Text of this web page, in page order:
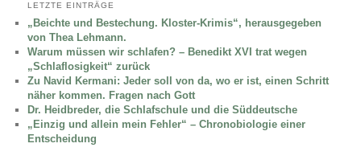
LETZTE EINTRÄGE
„Beichte und Bestechung. Kloster-Krimis“, herausgegeben
von Thea Lehmann.
Warum müssen wir schlafen? – Benedikt XVI trat wegen
„Schlaflosigkeit“ zurück
Zu Navid Kermani: Jeder soll von da, wo er ist, einen Schritt
näher kommen. Fragen nach Gott
Dr. Heidbreder, die Schlafschule und die Süddeutsche
„Einzig und allein mein Fehler“ – Chronobiologie einer
Entscheidung